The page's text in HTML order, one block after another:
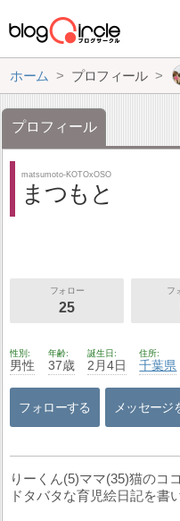
ホーム プロフィール
プロフィール
matsumoto-KOTOxOSO
まつもと
フォロー
25
フ
性別
男性
年齢
37歳
誕生日
2月4日
住所
千葉県
フォローする メッセージ
りーくん(5)ママ(35)猫のコ
ドタバタな育児絵日記を書